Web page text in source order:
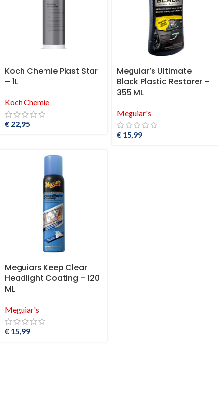
Koch Chemie Plast Star
– 1L
Koch Chemie
€ 22,95
Meguiar’s Ultimate
Black Plastic Restorer –
355 ML
Meguiar's
€ 15,99
Meguiars Keep Clear
Headlight Coating – 120
ML
Meguiar's
€ 15,99